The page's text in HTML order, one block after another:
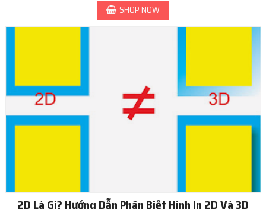
SHOP NOW
2D Là Gì? Hướng Dẫn Phân Biệt Hình In 2D Và 3D